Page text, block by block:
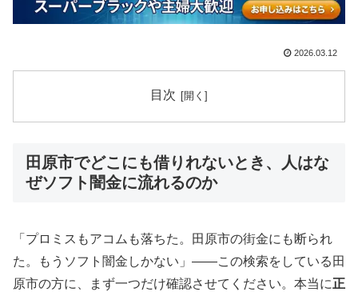
2026.03.12
目次
田原市でどこにも借りれないとき、人はな
ぜソフト闇金に流れるのか
「プロミスもアコムも落ちた。田原市の街金にも断られ
た。もうソフト闇金しかない」——この検索をしている田
原市の方に、まず一つだけ確認させてください。本当に正